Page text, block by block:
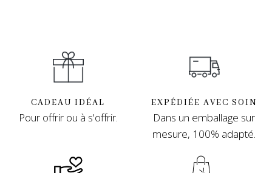
CADEAU IDÉAL
Pour offrir ou à s'offrir.
EXPÉDIÉE AVEC SOIN
Dans un emballage sur
mesure, 100% adapté.